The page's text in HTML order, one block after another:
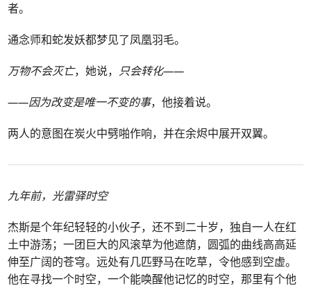
者。
通念师和蛇发妖都梦见了凤凰羽毛。
万物不会灭亡，她说， 只会转化——
——因为改变是唯一不变的事，他接着说。
两人的意图在炭火中劈啪作响，并在余烬中展开双翼。
九年前，光雷驿时空
杰斯是个年纪轻轻的小伙子，还不到二十岁，独自一人在红
土中游荡；一团巨大的风滚草为他遮荫，圆弧的曲线高高延
伸至广阔的苍穹。远处有几匹野马在吃草，令他感到空虚。
他在寻找一个时空，一个能唤醒他记忆的时空，那里有个他